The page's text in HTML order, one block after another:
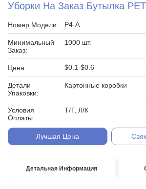
Уборки На Заказ Бутылка
Номер Модели: P4-A
Минимальный
Заказ:
1000 шт.
Цена: $0.1-$0.6
Детали
Упаковки:
Картонные коробки
Условия
Оплаты:
Т/Т, Л/К
Лучшая Цена
Детальная Информация